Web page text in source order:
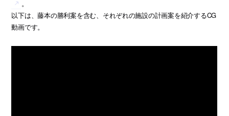
。
以下は、藤本の勝利案を含む、それぞれの施設の計画案を紹介するCG
動画です。